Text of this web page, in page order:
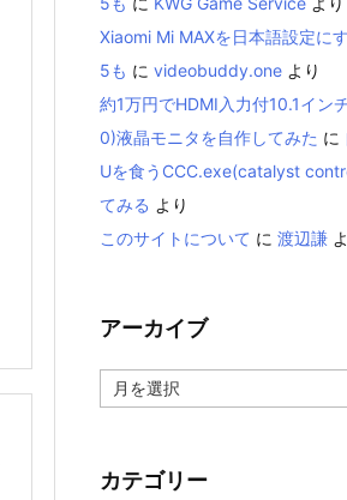
Xiaomi Mi MAXを日本語設定に
5も に videobuddy.one より
約1万円でHDMI入力付10.1イン
0)液晶モニタを自作してみた に
Uを食うCCC.exe(catalyst
てみる より
このサイトについて に 渡辺謙
アーカイブ
ー
ブ
カテゴリー